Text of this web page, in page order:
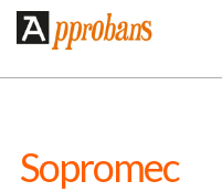
Sopromec